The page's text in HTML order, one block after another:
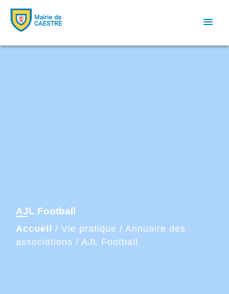
menu
AJL Football
Accueil / Vie pratique / Annuaire des
associations / AJL Football